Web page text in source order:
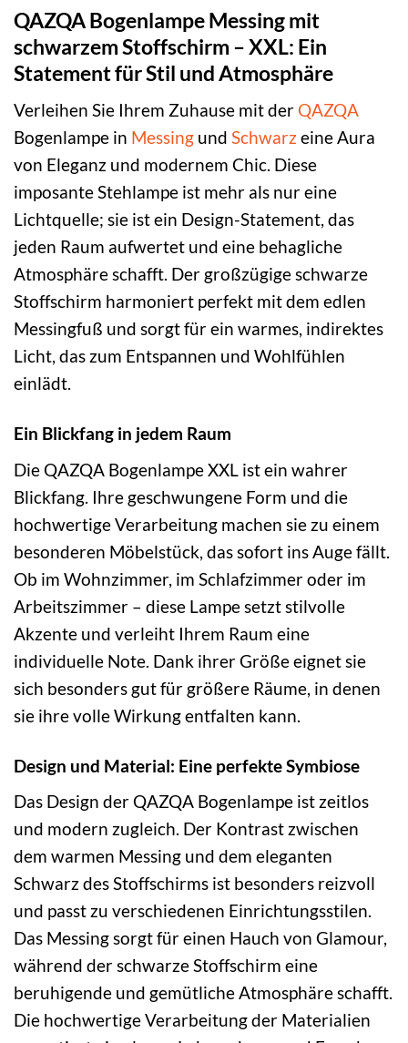
QAZQA Bogenlampe Messing mit
schwarzem Stoffschirm – XXL: Ein
Statement für Stil und Atmosphäre
Verleihen Sie Ihrem Zuhause mit der QAZQA
Bogenlampe in Messing und Schwarz eine Aura
von Eleganz und modernem Chic. Diese
imposante Stehlampe ist mehr als nur eine
Lichtquelle; sie ist ein Design-Statement, das
jeden Raum aufwertet und eine behagliche
Atmosphäre schafft. Der großzügige schwarze
Stoffschirm harmoniert perfekt mit dem edlen
Messingfuß und sorgt für ein warmes, indirektes
Licht, das zum Entspannen und Wohlfühlen
einlädt.
Ein Blickfang in jedem Raum
Die QAZQA Bogenlampe XXL ist ein wahrer
Blickfang. Ihre geschwungene Form und die
hochwertige Verarbeitung machen sie zu einem
besonderen Möbelstück, das sofort ins Auge fällt.
Ob im Wohnzimmer, im Schlafzimmer oder im
Arbeitszimmer – diese Lampe setzt stilvolle
Akzente und verleiht Ihrem Raum eine
individuelle Note. Dank ihrer Größe eignet sie
sich besonders gut für größere Räume, in denen
sie ihre volle Wirkung entfalten kann.
Design und Material: Eine perfekte Symbiose
Das Design der QAZQA Bogenlampe ist zeitlos
und modern zugleich. Der Kontrast zwischen
dem warmen Messing und dem eleganten
Schwarz des Stoffschirms ist besonders reizvoll
und passt zu verschiedenen Einrichtungsstilen.
Das Messing sorgt für einen Hauch von Glamour,
während der schwarze Stoffschirm eine
beruhigende und gemütliche Atmosphäre schafft.
Die hochwertige Verarbeitung der Materialien